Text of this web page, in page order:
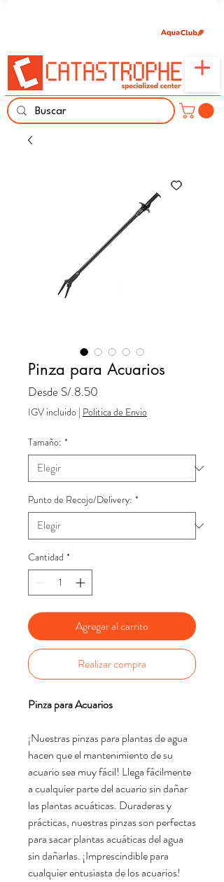
Pinza para Acuarios
Desde S/.8.50
de
IGV incluido | Politica de Envio
Tamaño: *
Punto de Recojo/Delivery: *
Cantidad *
Agregar al carrito
Realizar compra
Pinza para Acuarios
¡Nuestras pinzas para plantas de agua
hacen que el mantenimiento de su
acuario sea muy fácil! Llega fácilmente
a cualquier parte del acuario sin dañar
las plantas acuáticas. Duraderas y
prácticas, nuestras pinzas son perfectas
para sacar plantas acuáticas del agua
sin dañarlas. ¡Imprescindible para
cualquier entusiasta de los acuarios!